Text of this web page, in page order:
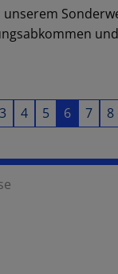
3 4 5 6 7 8